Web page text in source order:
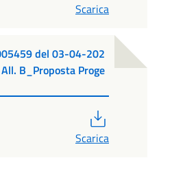
Scarica
del 03-04-202
B_Proposta Proge
Scarica